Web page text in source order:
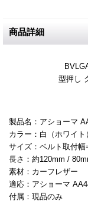
商品詳細
型押し
製品名：アショーマ
カラー：白（ホワイト
サイズ：ベルト取付
長さ：約120mm /
素材：カーフレザー
適応：アショーマ
付属：現品のみ